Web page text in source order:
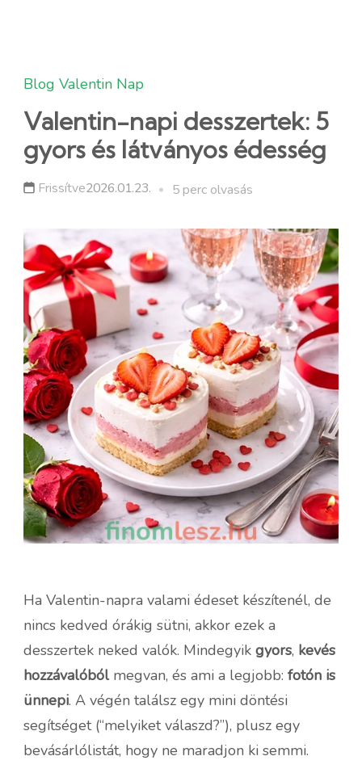
Blog Valentin Nap
Valentin-napi desszertek: 5
gyors és látványos édesség
Frissítve2026.01.23. 5 perc olvasás
Ha Valentin-napra valami édeset készítenél, de
nincs kedved órákig sütni, akkor ezek a
desszertek neked valók. Mindegyik gyors, kevés
hozzávalóbólmegvan, és ami a legjobb: fotón is
ünnepi. A végén találsz egy mini döntési
segítséget (“melyiket válaszd?”), plusz egy
bevásárlólistát, hogy ne maradjon ki semmi.